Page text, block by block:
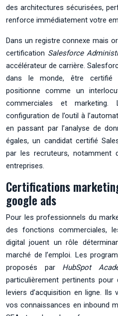
des architectures sécurisées,
renforce immédiatement votre
Dans un registre connexe mais
certification Salesforce
accélérateur de carrière.
dans le monde, être certifié
positionne comme un
commerciales et
configuration de l’outil à
en passant par l’analyse de
égales, un candidat certifié
par les recruteurs, notamment
entreprises.
Certifications
google ads
Pour les professionnels du
des fonctions commerciales,
digital jouent un rôle
marché de l’emploi. Les
proposés par HubSpot
particulièrement pertinents
leviers d’acquisition en ligne.
vos connaissances en inbound